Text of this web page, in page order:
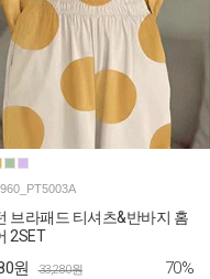
브라패드 티셔츠&반바지 홈
2SET
원 33,280원 70%